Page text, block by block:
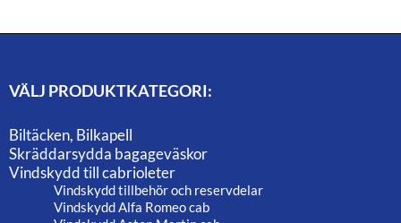
VÄLJ PRODUKTKATEGORI:
Biltäcken, Bilkapell
Skräddarsydda bagageväskor
Vindskydd till cabrioleter
Vindskydd tillbehör och reservdelar
Vindskydd Alfa Romeo cab